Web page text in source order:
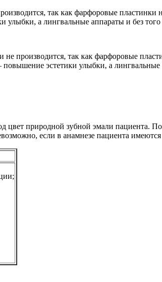
так как фарфоровые пластинки
улыбки, а лингвальные аппараты и без
производится, так как фарфоровые
эстетики улыбки, а лингвальные
цвет природной зубной эмали пациента.
если в анамнезе пациента